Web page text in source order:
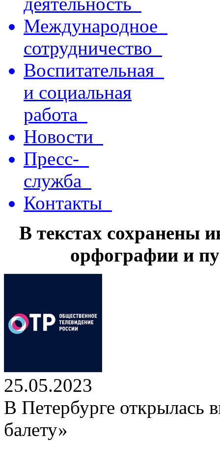
Международное
сотрудничество
Воспитательная
и социальная
работа
Новости
Пресс-
служба
Контакты
В текстах сохранены
орфографии и
25.05.2023
В Петербурге открылась
балету»